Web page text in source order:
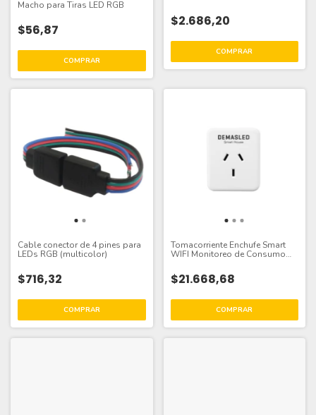
Macho para Tiras LED RGB
$56,87
$2.686,20
Cable conector de 4 pines para
LEDs RGB (multicolor)
$716,32
Tomacorriente Enchufe Smart
WIFI Monitoreo de Consumo
$21.668,68